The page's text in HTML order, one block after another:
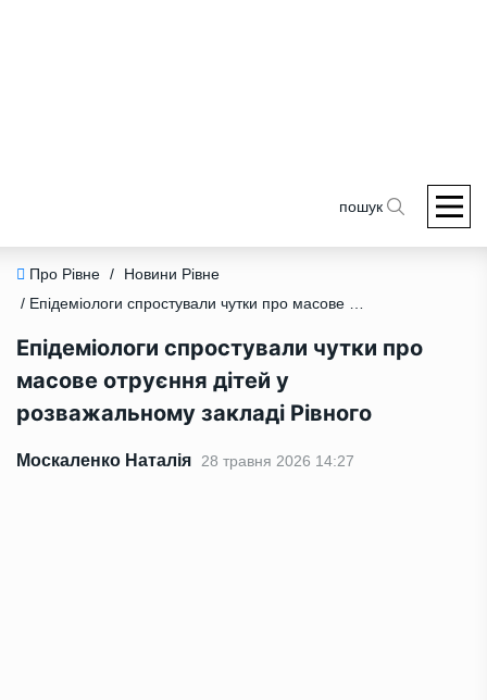
пошук
Про Рівне /
Новини Рівне
/ Епідеміологи спростували чутки про масове отруєння дітей у розважальному закладі Рівного
Епідеміологи спростували чутки про
масове отруєння дітей у
розважальному закладі Рівного
Москаленко Наталія 28 травня 2026 14:27